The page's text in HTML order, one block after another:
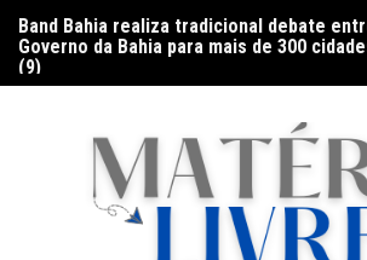
para
conteúdo
Band Bahia realiza tradicional debate
Governo da Bahia para mais de 300
(9)